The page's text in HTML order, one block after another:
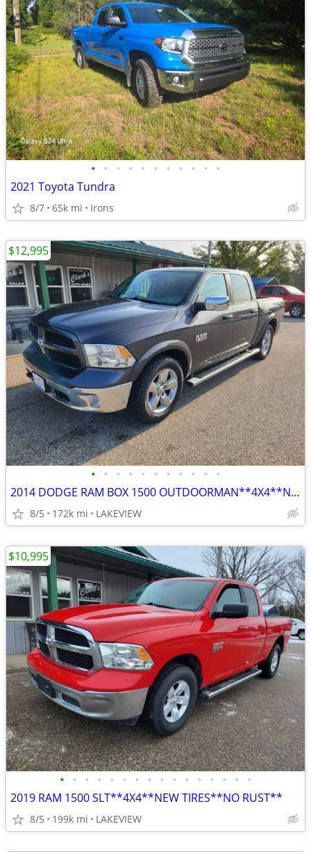
• • • • • • • • • • •
2021 Toyota Tundra
8/7 65k mi Irons
• • • • • • • • • • •
2014 DODGE RAM BOX 1500 OUTDOORMAN**4X4**NEW TIRES**NICE**
8/5 172k mi LAKEVIEW
$12,995
• • • • • • • • • • • • • • • •
2019 RAM 1500 SLT**4X4**NEW TIRES**NO RUST**
8/5 199k mi LAKEVIEW
$10,995